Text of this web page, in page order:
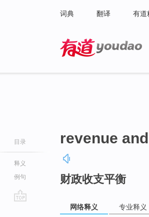
词典 翻译 有道
目录
释义
例句
revenue
财政收支平衡
网络释义 专业释义